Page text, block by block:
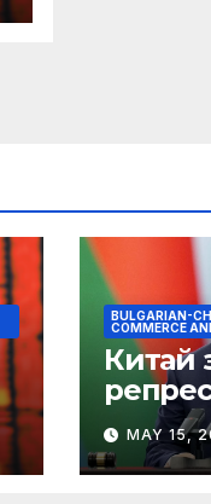
BULGARIAN-
COMMERCE
Китай
на TCM
MAY 15,